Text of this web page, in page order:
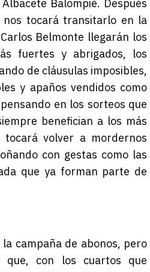
Balompié. Después
tocará transitarlo en la
Belmonte llegarán los
fuertes y abrigados, los
de cláusulas imposibles,
y apaños vendidos como
en los sorteos que
benefician a los más
tocará volver a mordernos
con gestas como las
que ya forman parte de
campaña de abonos, pero
con los cuartos que